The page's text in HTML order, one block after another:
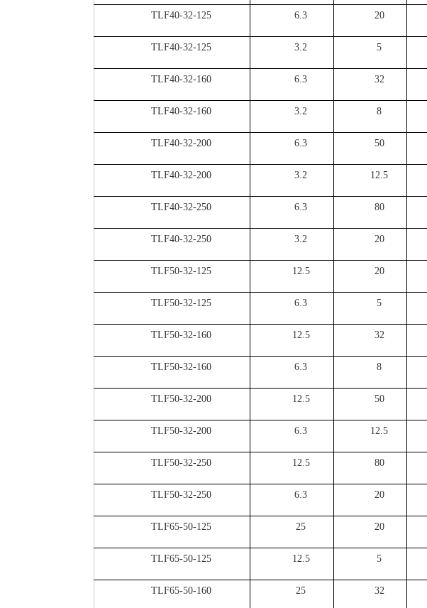
TLF40-32-125 6.3 20
TLF40-32-125 3.2 5
TLF40-32-160 6.3 32
TLF40-32-160 3.2 8
TLF40-32-200 6.3 50
TLF40-32-200 3.2 12.5
TLF40-32-250 6.3 80
TLF40-32-250 3.2 20
TLF50-32-125 12.5 20
TLF50-32-125 6.3 5
TLF50-32-160 12.5 32
TLF50-32-160 6.3 8
TLF50-32-200 12.5 50
TLF50-32-200 6.3 12.5
TLF50-32-250 12.5 80
TLF50-32-250 6.3 20
TLF65-50-125 25 20
TLF65-50-125 12.5 5
TLF65-50-160 25 32